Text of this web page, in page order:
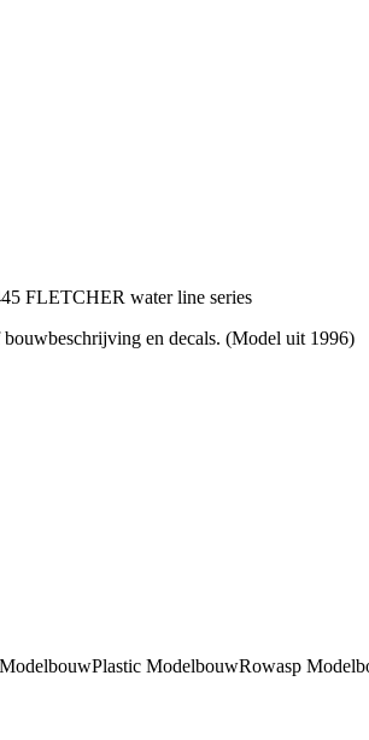
FLETCHER water line series
en decals. (Model uit 1996)
ModelbouwPlastic ModelbouwRowasp